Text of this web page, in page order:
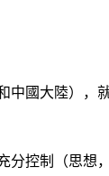
國大陸），
控制（思想